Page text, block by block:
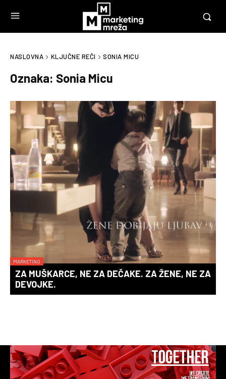
NASLOVNA KLJUČNE REČI SONIA MICU
Oznaka: Sonia Micu
MARKETING
ZA MUŠKARCE, NE ZA DEČAKE. ZA ŽENE, NE ZA
DEVOJKE.